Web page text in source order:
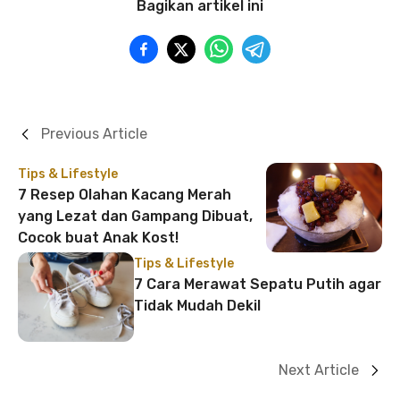
Bagikan artikel ini
Tips & Lifestyle
7 Resep Olahan Kacang Merah
yang Lezat dan Gampang Dibuat,
Cocok buat Anak Kost!
Previous Article
Tips & Lifestyle
7 Cara Merawat Sepatu Putih agar
Tidak Mudah Dekil
Next Article